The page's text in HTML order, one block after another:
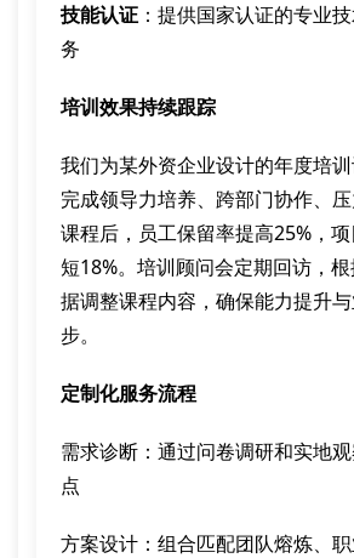
技能认证 ：提供国家认证的专业
务
培训效果持续跟踪
我们为某外资企业设计的年度培
完成领导力培养、跨部门协作、
课程后，员工保留率提高25%，
短18%。培训顾问会定期回访，
据调整课程内容，确保能力提升
步。
定制化服务流程
需求诊断：通过问卷调研和实地
点
方案设计：组合匹配团队熔炼、